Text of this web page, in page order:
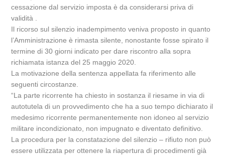
cessazione dal servizio imposta è da considerarsi priva di
validità .
Il ricorso sul silenzio inadempimento veniva proposto in quanto
l’Amministrazione è rimasta silente, nonostante fosse spirato il
termine di 30 giorni indicato per dare riscontro alla sopra
richiamata istanza del 25 maggio 2020.
La motivazione della sentenza appellata fa riferimento alle
seguenti circostanze.
“La parte ricorrente ha chiesto in sostanza il riesame in via di
autotutela di un provvedimento che ha a suo tempo dichiarato il
medesimo ricorrente permanentemente non idoneo al servizio
militare incondizionato, non impugnato e diventato definitivo.
La procedura per la constatazione del silenzio – rifiuto non può
essere utilizzata per ottenere la riapertura di procedimenti già